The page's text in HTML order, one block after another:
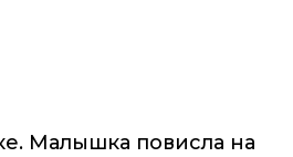
Малышка повисла на